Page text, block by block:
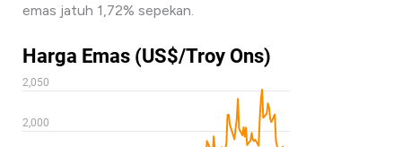
emas jatuh 1,72% sepekan.